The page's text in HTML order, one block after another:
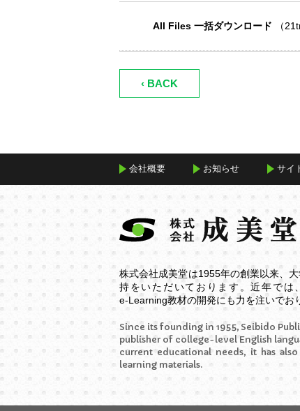
11. CD1 - Track11
12. CD1 - Track12
14. CD1 - Track14
18. CD1 - Track18
20. CD1 - Track20
21. CD1 - Track21
All Files 一括ダウンロード （
‹ BACK
会社概要 お知らせ サイ
株式会社成美堂は1955年の創業以来、
持をいただいております。近年では
e-Learning教材の開発にも力を注いでお
Since its founding in 1955, Seibido
publisher of college-level English
current educational needs, it has
learning materials.